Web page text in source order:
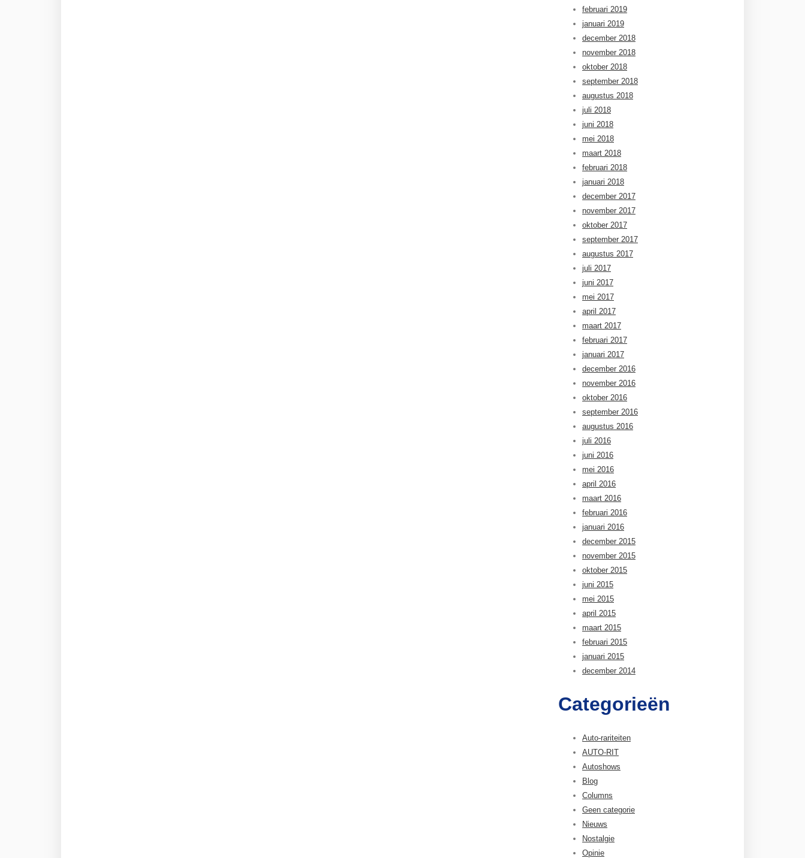
februari 2019
januari 2019
december 2018
november 2018
oktober 2018
september 2018
augustus 2018
juli 2018
juni 2018
mei 2018
maart 2018
februari 2018
januari 2018
december 2017
november 2017
oktober 2017
september 2017
augustus 2017
juli 2017
juni 2017
mei 2017
april 2017
maart 2017
februari 2017
januari 2017
december 2016
november 2016
oktober 2016
september 2016
augustus 2016
juli 2016
juni 2016
mei 2016
april 2016
maart 2016
februari 2016
januari 2016
december 2015
november 2015
oktober 2015
juni 2015
mei 2015
april 2015
maart 2015
februari 2015
januari 2015
december 2014
Categorieën
Auto-rariteiten
AUTO-RIT
Autoshows
Blog
Columns
Geen categorie
Nieuws
Nostalgie
Opinie